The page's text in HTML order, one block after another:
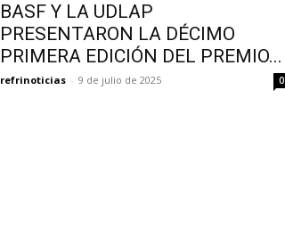
BASF Y LA UDLAP
PRESENTARON LA DÉCIMO
PRIMERA EDICIÓN DEL PREMIO...
refrinoticias - 9 de julio de 2025 0